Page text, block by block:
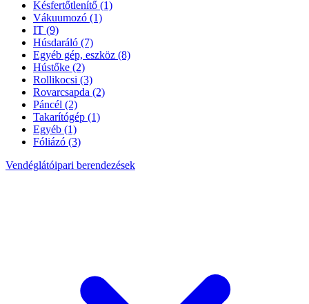
Késfertőtlenítő (1)
Vákuumozó (1)
IT (9)
Húsdaráló (7)
Egyéb gép, eszköz (8)
Hústőke (2)
Rollikocsi (3)
Rovarcsapda (2)
Páncél (2)
Takarítógép (1)
Egyéb (1)
Fóliázó (3)
Vendéglátóipari berendezések